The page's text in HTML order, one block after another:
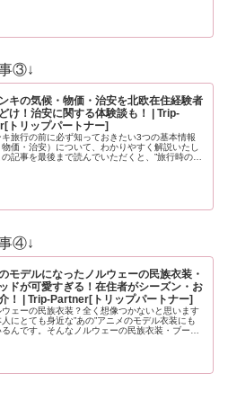
③↓
キの気候・物価・治安を北欧在住経験者
け！治安に関する体験談も！ | Trip-
トリップパートナー]
旅行の前に必ず知っておきたい3つの基本情報
物価・治安）について、わかりやすく解説いたし
の記事を最後まで読んでいただくと、”旅行時の服
④↓
モデルになったノルウェーの民族衣装・
ドが可愛すぎる！在住者がシーズン・お
！ | Trip-Partner[トリップパートナー]
ェーの民族衣装？全く想像つかないと思います
にとても身近な”あの”アニメのモデル衣装にも
んです。そんなノルウェーの民族衣装・ブーナ